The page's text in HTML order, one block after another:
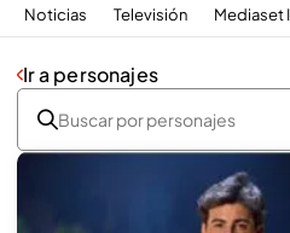
Noticias Televisión Mediaset
Ir a personajes